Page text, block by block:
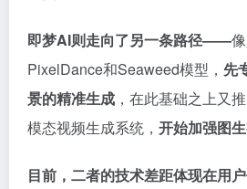
即梦AI则走向了另一条路径——
PixelDance和Seaweed模型， 先
景的精准生成 ，在此基础之上又
模态视频生成系统， 开始加强图生
目前，二者的技术差距体现在用